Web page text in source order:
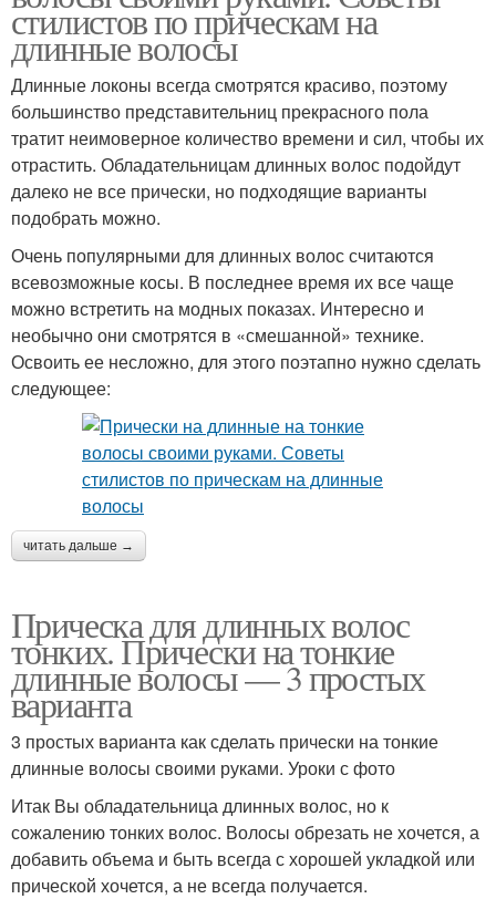
стилистов по прическам на
длинные волосы
Длинные локоны всегда смотрятся красиво, поэтому
большинство представительниц прекрасного пола
тратит неимоверное количество времени и сил, чтобы их
отрастить. Обладательницам длинных волос подойдут
далеко не все прически, но подходящие варианты
подобрать можно.
Очень популярными для длинных волос считаются
всевозможные косы. В последнее время их все чаще
можно встретить на модных показах. Интересно и
необычно они смотрятся в «смешанной» технике.
Освоить ее несложно, для этого поэтапно нужно сделать
следующее:
читать дальше →
Прическа для длинных волос
тонких. Прически на тонкие
длинные волосы — 3 простых
варианта
3 простых варианта как сделать прически на тонкие
длинные волосы своими руками. Уроки с фото
Итак Вы обладательница длинных волос, но к
сожалению тонких волос. Волосы обрезать не хочется, а
добавить объема и быть всегда с хорошей укладкой или
прической хочется, а не всегда получается.